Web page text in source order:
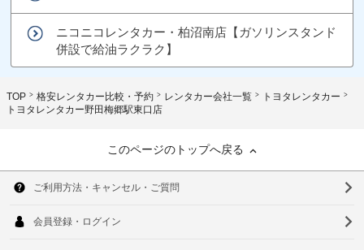
ニコニコレンタカー・柏沼南店【ガソリンスタンド
併設で給油ラクラク】
TOP 格安レンタカー比較・予約 レンタカー会社一覧
トヨタレンタカー
トヨタレンタカー野田梅郷駅東口店
このページのトップへ戻る